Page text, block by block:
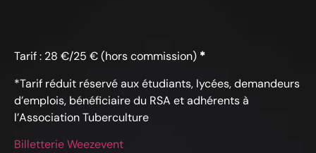
Tarif : 28 €/25 € (hors commission) *
*Tarif réduit réservé aux étudiants, lycées, demandeurs
d’emplois, bénéficiaire du RSA et adhérents à
l’Association Tuberculture
Billetterie Weezevent